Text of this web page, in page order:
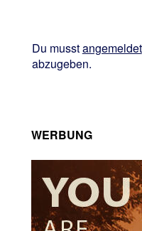
Du musstangemeldet
abzugeben.
WERBUNG